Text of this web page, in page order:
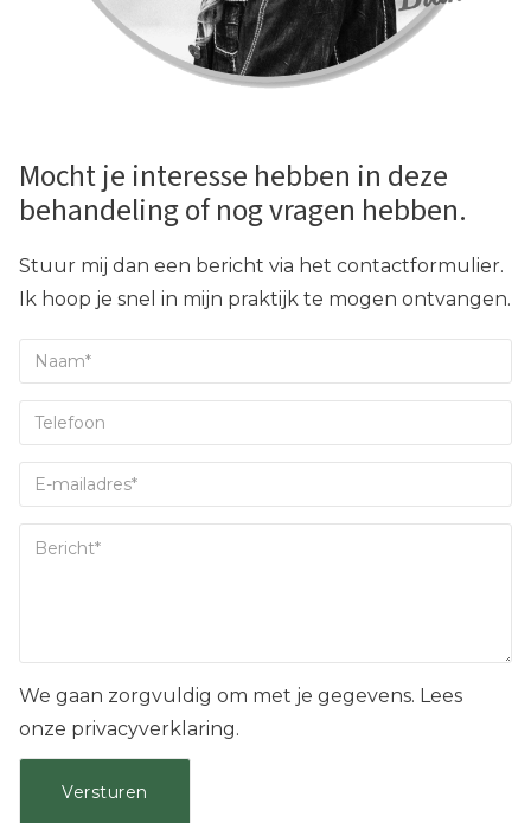
Mocht je interesse hebben in deze
behandeling of nog vragen hebben.
Stuur mij dan een bericht via het contactformulier.
Ik hoop je snel in mijn praktijk te mogen ontvangen.
We gaan zorgvuldig om met je gegevens. Lees
onze privacyverklaring.